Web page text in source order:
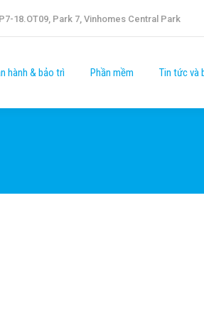
P7-18.OT09, Park 7, Vinhomes Central Park
hành & bảo trì Phần mềm Tin tức và